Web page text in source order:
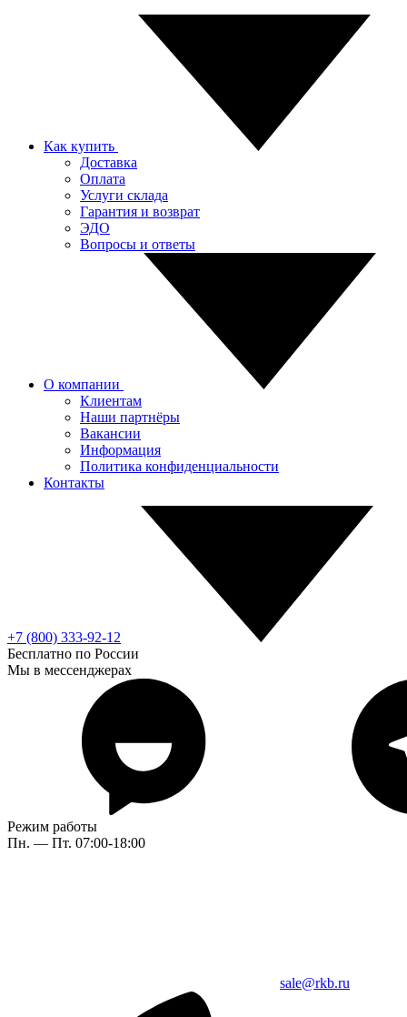
Как купить
Доставка
Оплата
Услуги склада
Гарантия и возврат
ЭДО
Вопросы и ответы
О компании
Клиентам
Наши партнёры
Вакансии
Информация
Политика конфиденциальности
Контакты
+7 (800) 333-92-12
Бесплатно по России
Мы в мессенджерах
Режим работы
Пн. — Пт. 07:00-18:00
sale@rkb.ru